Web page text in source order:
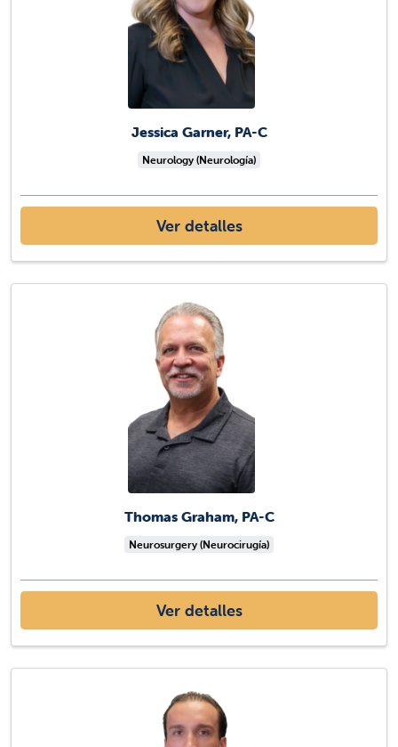
Jessica Garner, PA-C
Neurology (Neurología)
Ver detalles
Thomas Graham, PA-C
Neurosurgery (Neurocirugía)
Ver detalles